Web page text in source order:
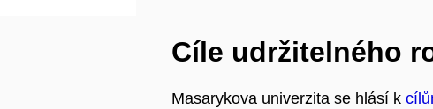
Cíle udržitelného
Masarykova univerzita se hlásí k